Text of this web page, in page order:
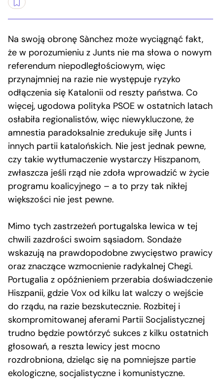
Na swoją obronę Sànchez może wyciągnąć fakt,
że w porozumieniu z Junts nie ma słowa o nowym
referendum niepodległościowym, więc
przynajmniej na razie nie występuje ryzyko
odłączenia się Katalonii od reszty państwa. Co
więcej, ugodowa polityka PSOE w ostatnich latach
osłabiła regionalistów, więc niewykluczone, że
amnestia paradoksalnie zredukuje siłę Junts i
innych partii katalońskich. Nie jest jednak pewne,
czy takie wytłumaczenie wystarczy Hiszpanom,
zwłaszcza jeśli rząd nie zdoła wprowadzić w życie
programu koalicyjnego – a to przy tak nikłej
większości nie jest pewne.
Mimo tych zastrzeżeń portugalska lewica w tej
chwili zazdrości swoim sąsiadom. Sondaże
wskazują na prawdopodobne zwycięstwo prawicy
oraz znaczące wzmocnienie radykalnej Chegi.
Portugalia z opóźnieniem przerabia doświadczenie
Hiszpanii, gdzie Vox od kilku lat walczy o wejście
do rządu, na razie bezskutecznie. Rozbitej i
skompromitowanej aferami Partii Socjalistycznej
trudno będzie powtórzyć sukces z kilku ostatnich
głosowań, a reszta lewicy jest mocno
rozdrobniona, dzieląc się na pomniejsze partie
ekologiczne, socjalistyczne i komunistyczne.